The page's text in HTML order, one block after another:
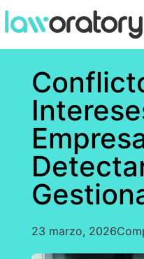
23 marzo, 2026